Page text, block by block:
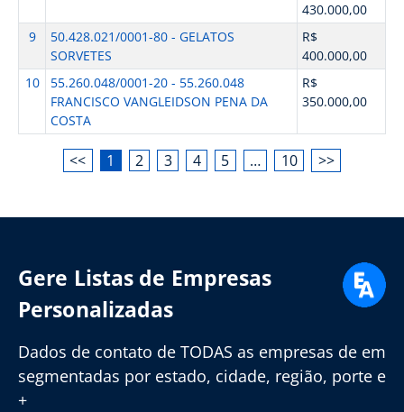
430.000,00
9
50.428.021/0001-80 - GELATOS
SORVETES
R$
400.000,00
10
55.260.048/0001-20 - 55.260.048
FRANCISCO VANGLEIDSON PENA DA
COSTA
R$
350.000,00
<< 1 2 3 4 5 … 10 >>
Gere Listas de Empresas
Personalizadas
Dados de contato de TODAS as empresas de em
segmentadas por estado, cidade, região, porte e
+